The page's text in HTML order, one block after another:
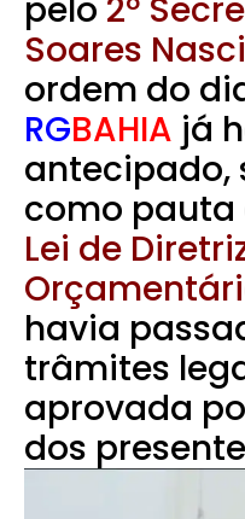
pelo 2º
Soares
ordem do
RGBAHIA já
antecipado,
como
Lei de
havia
trâmites
aprovada
dos